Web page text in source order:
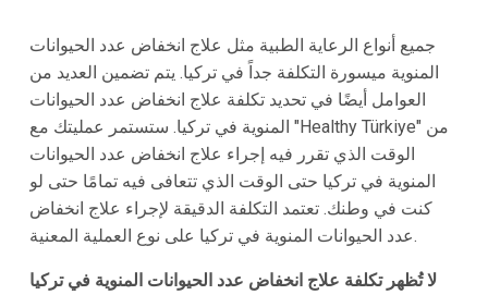
جميع أنواع الرعاية الطبية مثل علاج انخفاض عدد الحيوانات
المنوية ميسورة التكلفة جداً في تركيا. يتم تضمين العديد من
العوامل أيضًا في تحديد تكلفة علاج انخفاض عدد الحيوانات
المنوية في تركيا. ستستمر عمليتك مع "Healthy Türkiye" من
الوقت الذي تقرر فيه إجراء علاج انخفاض عدد الحيوانات
المنوية في تركيا حتى الوقت الذي تتعافى فيه تمامًا حتى لو
كنت في وطنك. تعتمد التكلفة الدقيقة لإجراء علاج انخفاض
عدد الحيوانات المنوية في تركيا على نوع العملية المعنية.
لا تُظهر تكلفة علاج انخفاض عدد الحيوانات المنوية في تركيا